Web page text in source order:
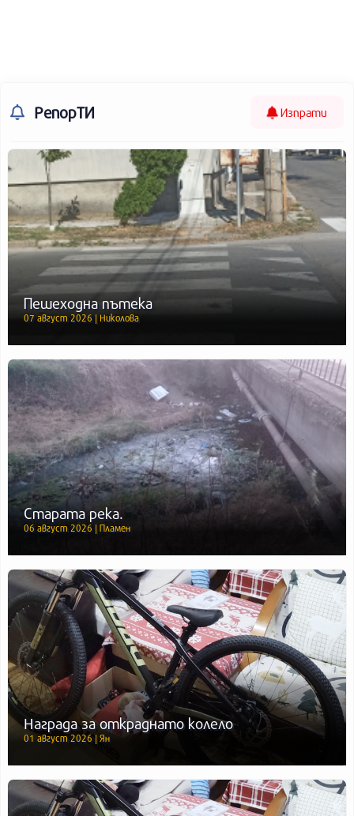
РепорТИ Изпрати
Пешеходна пътека
07 август 2026 | Николова
Старата река.
06 август 2026 | Пламен
Награда за откраднато колело
01 август 2026 | Ян